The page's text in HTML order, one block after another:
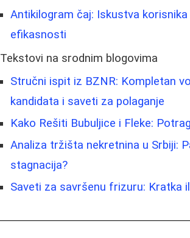
Antikilogram čaj: Iskustva korisnika
efikasnosti
Tekstovi na srodnim blogovima
Stručni ispit iz BZNR: Kompletan
kandidata i saveti za polaganje
Kako Rešiti Bubuljice i Fleke:
Analiza tržišta nekretnina u Srbiji:
stagnacija?
Saveti za savršenu frizuru: Kratka